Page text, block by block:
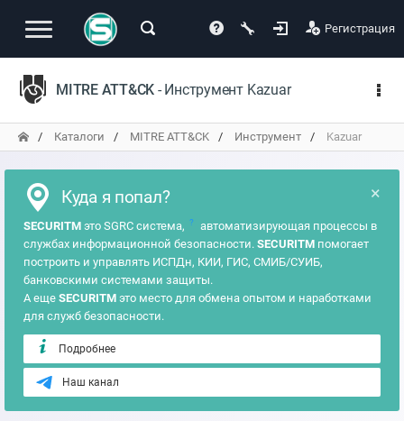
Регистрация
MITRE ATT&CK - Инструмент Kazuar
Каталоги MITRE ATT&CK Инструмент Kazuar
×
Куда я попал?
SECURITM это SGRC система, ?
автоматизирующая процессы в
службах информационной безопасности. SECURITM помогает
построить и управлять ИСПДн, КИИ, ГИС, СМИБ/СУИБ,
банковскими системами защиты.
А еще SECURITM это место для обмена опытом и наработками
для служб безопасности.
Подробнее
Наш канал